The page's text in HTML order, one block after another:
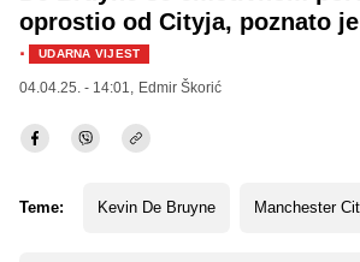
oprostio od Cityja, poznato
· UDARNA VIJEST
04.04.25. - 14:01, Edmir Škorić
Teme: Kevin De Bruyne Manchester